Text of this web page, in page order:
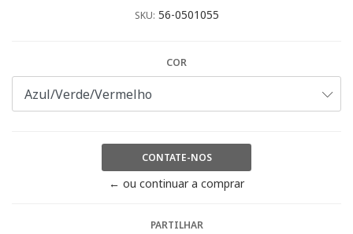
SKU: 56-0501055
COR
CONTATE-NOS
← ou continuar a comprar
PARTILHAR